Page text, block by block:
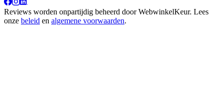
Reviews worden onpartijdig beheerd doorWebwinkelKeur. Lees
onze beleid en algemene voorwaarden.